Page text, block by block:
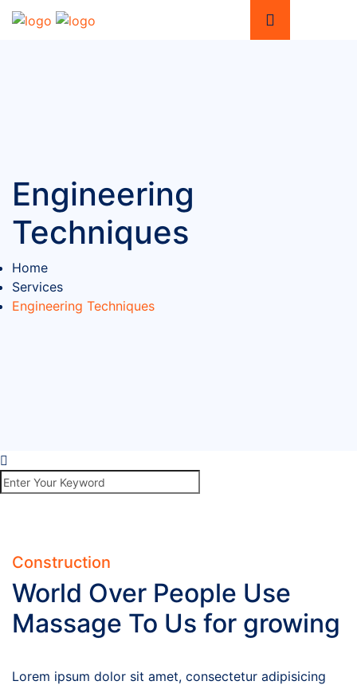
Engineering
Techniques
Home
Services
Engineering Techniques
Construction
World Over People Use
Massage To Us for growing
Lorem ipsum dolor sit amet, consectetur adipisicing